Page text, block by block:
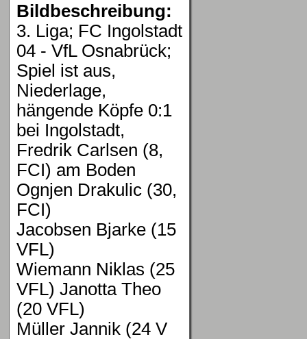
Bildbeschreibung:
3. Liga; FC Ingolstadt
04 - VfL Osnabrück;
Spiel ist aus,
Niederlage,
hängende Köpfe 0:1
bei Ingolstadt,
Fredrik Carlsen (8,
FCI) am Boden
Ognjen Drakulic (30,
FCI)
Jacobsen Bjarke (15
VFL)
Wiemann Niklas (25
VFL) Janotta Theo
(20 VFL)
Müller Jannik (24 V